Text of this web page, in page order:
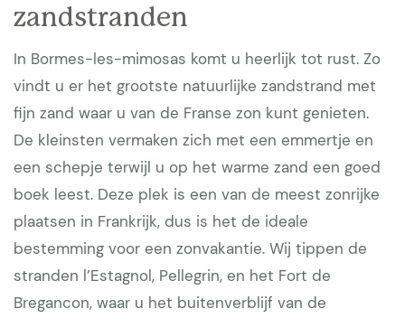
zandstranden
In Bormes-les-mimosas komt u heerlijk tot rust. Zo
vindt u er het grootste natuurlijke zandstrand met
fijn zand waar u van de Franse zon kunt genieten.
De kleinsten vermaken zich met een emmertje en
een schepje terwijl u op het warme zand een goed
boek leest. Deze plek is een van de meest zonrijke
plaatsen in Frankrijk, dus is het de ideale
bestemming voor een zonvakantie. Wij tippen de
stranden l’Estagnol, Pellegrin, en het Fort de
Bregancon, waar u het buitenverblijf van de